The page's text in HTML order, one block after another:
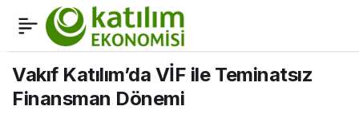
Vakıf Katılım’da VİF ile Teminatsız
Finansman Dönemi
Hayat Finans, Dijital
Kapsayıcılığı ‘Avantajlı
Hesap’ ile Genişletiyor